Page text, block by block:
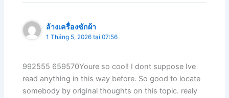
ล้างเครื่องซักผ้า
1 Tháng 5, 2026 tại 07:56
992555 659570Youre so cool! I dont suppose Ive
read anything in this way before. So good to locate
somebody by original thoughts on this topic. realy